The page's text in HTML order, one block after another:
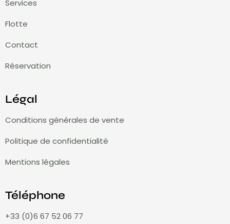
Services
Flotte
Contact
Réservation
Légal
Conditions générales de vente
Politique de confidentialité
Mentions légales
Téléphone
+33 (0)6 67 52 06 77